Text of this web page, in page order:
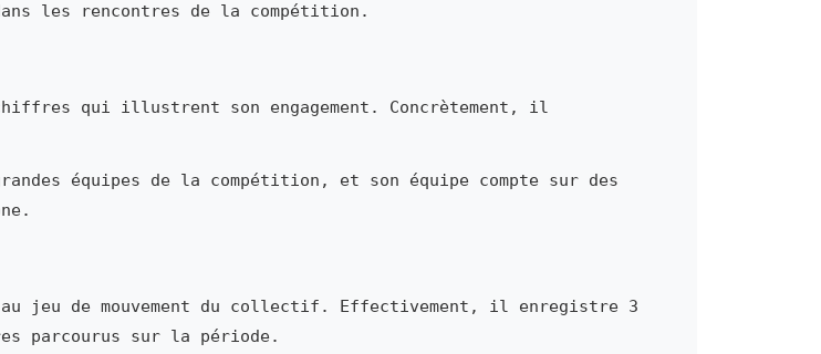
les rencontres de la compétition.
qui illustrent son engagement. Concrètement, il
équipes de la compétition, et son équipe compte sur des
jeu de mouvement du collectif. Effectivement, il enregistre 3
parcourus sur la période.